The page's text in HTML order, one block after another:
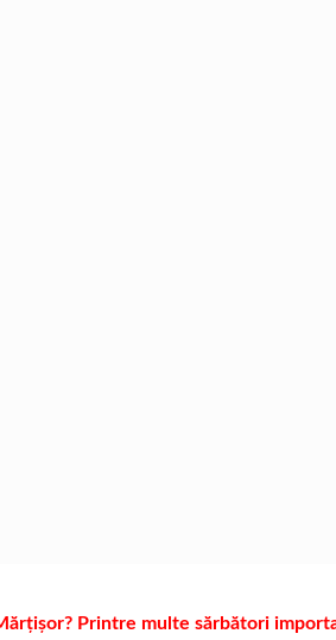
Printre multe sărbători